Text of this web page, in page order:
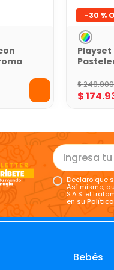
-30 %
$249.900
$174.
Declaro que
Así mismo,
S.A.S. el
en su
Bebés